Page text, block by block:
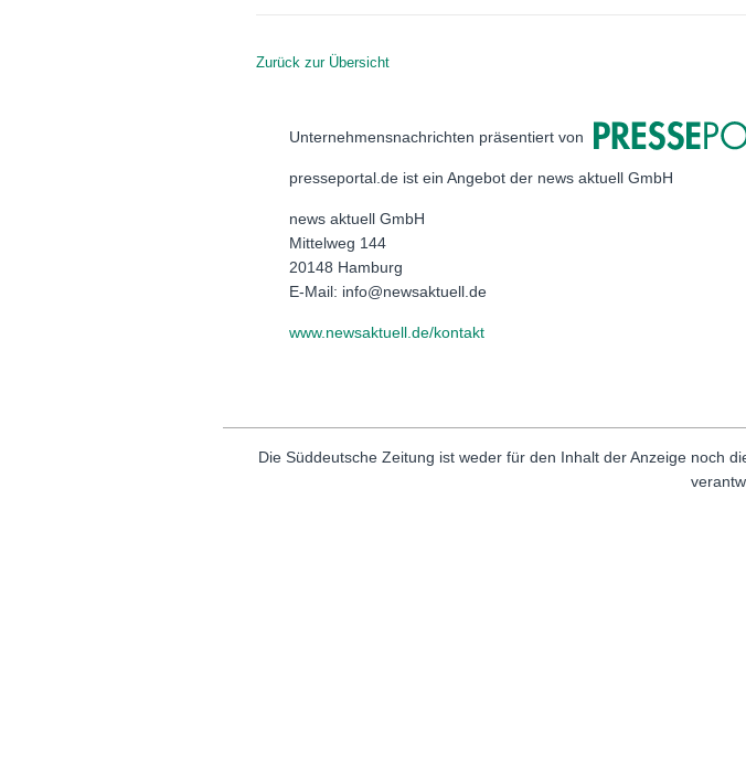
Zurück zur Übersicht
Unternehmensnachrichten präsentiert von
presseportal.de ist ein Angebot der news aktuell GmbH
news aktuell GmbH
Mittelweg 144
20148 Hamburg
E-Mail: info@newsaktuell.de
www.newsaktuell.de/kontakt
Die Süddeutsche Zeitung ist weder für den Inhalt der Anzeige noch